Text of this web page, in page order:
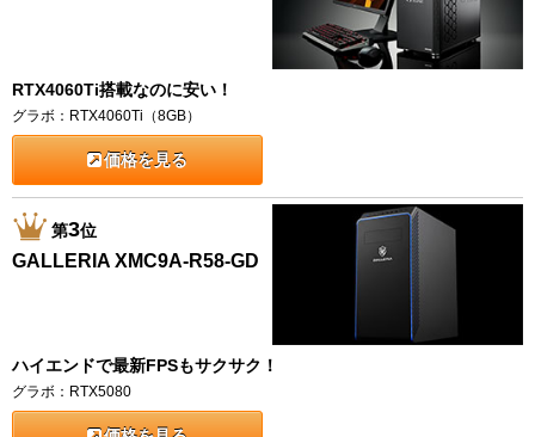
RTX4060Ti搭載なのに安い！
グラボ：RTX4060Ti（8GB）
価格を見る
第3位
GALLERIA XMC9A-R58-GD
ハイエンドで最新FPSもサクサク！
グラボ：RTX5080